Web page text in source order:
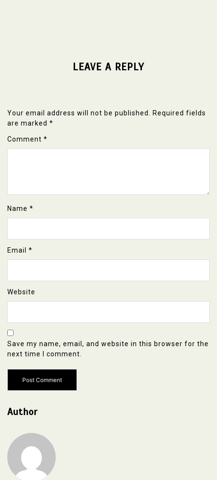
LEAVE A REPLY
Your email address will not be published.
Required fields
are marked *
Comment *
Name *
Email *
Website
Save my name, email, and website in this browser for the
next time I comment.
Author